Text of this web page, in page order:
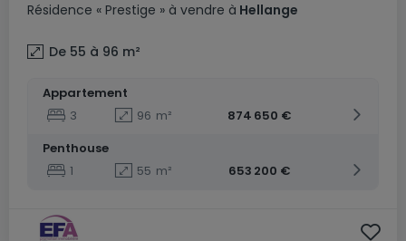
Résidence « Prestige » à vendre à Hellange
De 55 à 96 m²
Appartement
3
96 m²
874 650 €
Penthouse
1
55 m² 653 200 €